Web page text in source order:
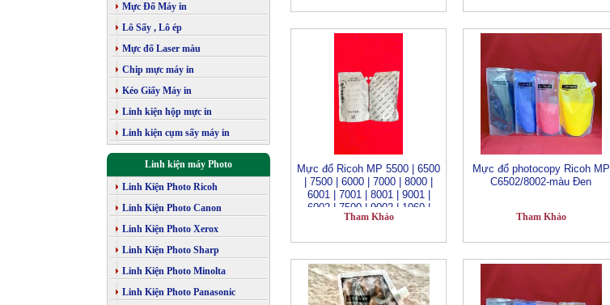
Mực Đổ Máy in
Lô Sấy , Lô ép
Mực đổ Laser màu
Chip mực máy in
Kéo Giấy Máy in
Linh kiện hộp mực in
Linh kiện cụm sấy máy in
Linh kiện máy Photo
Linh Kiện Photo Ricoh
Linh Kiện Photo Canon
Linh Kiện Photo Xerox
Linh Kiện Photo Sharp
Linh Kiện Photo Minolta
Linh Kiện Photo Panasonic
Mực đổ Ricoh MP 5500 | 6500
| 7500 | 6000 | 7000 | 8000 |
6001 | 7001 | 8001 | 9001 |
6002 | 7500 | 9002 | 1060 |
1075 | 2051 | 2060 | 2075 |
| 5054 | 6054
Tham Khảo
Mực đổ photocopy Ricoh MP
C6502/8002-màu Đen
Tham Khảo